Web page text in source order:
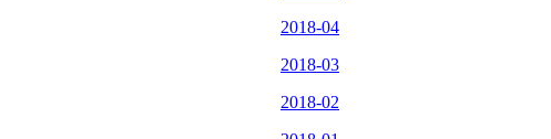
2018-04
2018-03
2018-02